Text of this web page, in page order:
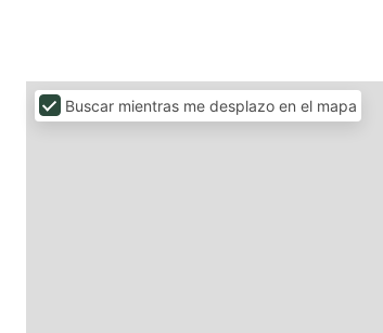
Buscar mientras me desplazo en el mapa